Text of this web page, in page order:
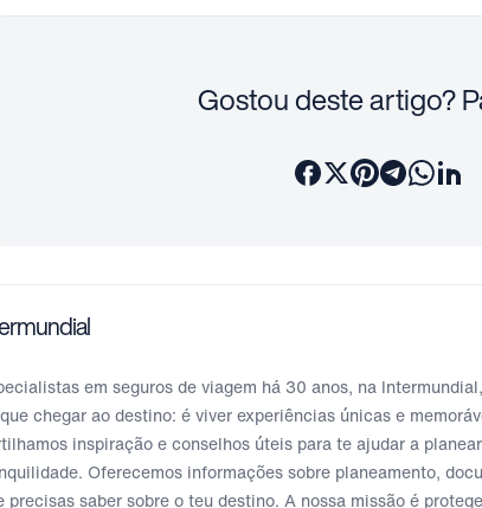
Gostou deste artigo?
em seguros de viagem há 30 anos, na
chegar ao destino: é viver experiências únicas e
inspiração e conselhos úteis para te ajudar a
Oferecemos informações sobre planeamento,
precisas saber sobre o teu destino. A nossa missão é